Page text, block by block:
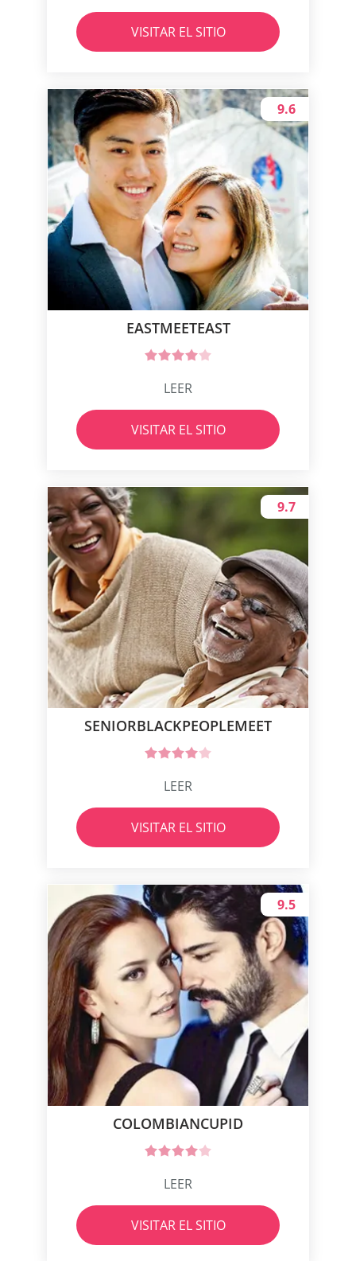
VISITAR EL SITIO
EASTMEETEAST
9.6
LEER
VISITAR EL SITIO
SENIORBLACKPEOPLEMEET
9.7
LEER
VISITAR EL SITIO
COLOMBIANCUPID
9.5
LEER
VISITAR EL SITIO